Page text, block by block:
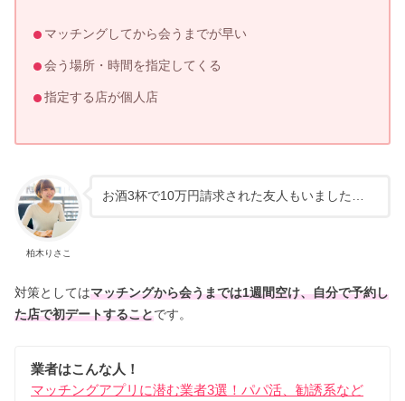
マッチングしてから会うまでが早い
会う場所・時間を指定してくる
指定する店が個人店
柏木りさこ
お酒3杯で10万円請求された友人もいました…
対策としてはマッチングから会うまでは1週間空け、自分で予約し
た店で初デートすることです。
業者はこんな人！
マッチングアプリに潜む業者3選！パパ活、勧誘系など